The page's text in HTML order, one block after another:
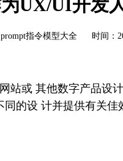
UX/UI开发
指令模型大全 时间：
站或 其他数字产品设
的设 计并提供有关